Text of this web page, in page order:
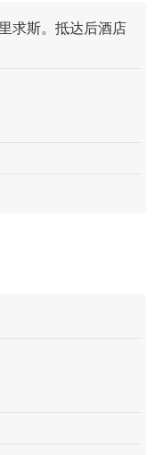
求斯。抵达后酒店